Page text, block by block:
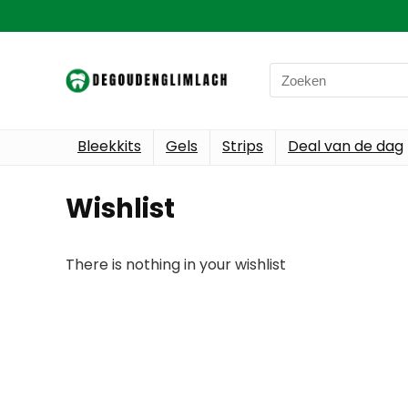
Search
for:
Bleekkits Gels Strips Deal van de dag
Wishlist
There is nothing in your wishlist